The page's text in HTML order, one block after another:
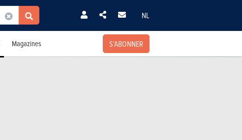
NL
Magazines S'ABONNER